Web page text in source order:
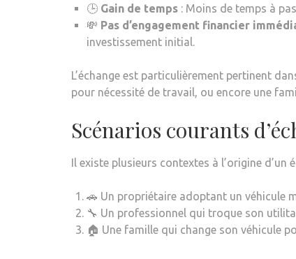
🕒 Gain de temps : Moins de temps à
💸 Pas d’engagement financier
investissement initial.
L’échange est particulièrement pertinent
pour nécessité de travail, ou encore une
Scénarios courants
Il existe plusieurs contextes à l’origine d’un
🚗 Un propriétaire adoptant un véhicule
🔧 Un professionnel qui troque son
🏠 Une famille qui change son véhicule